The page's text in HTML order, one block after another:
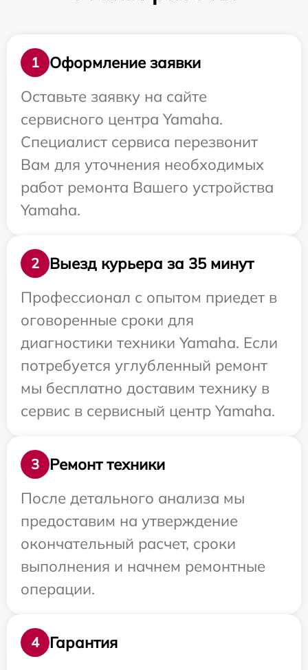
1
Оформление заявки
Оставьте заявку на сайте
сервисного центра Yamaha.
Специалист сервиса перезвонит
Вам для уточнения необходимых
работ ремонта Вашего устройства
Yamaha.
2
Выезд курьера за 35 минут
Профессионал с опытом приедет в
оговоренные сроки для
диагностики техники Yamaha. Если
потребуется углубленный ремонт
мы бесплатно доставим технику в
сервис в сервисный центр Yamaha.
3
Ремонт техники
После детального анализа мы
предоставим на утверждение
окончательный расчет, сроки
выполнения и начнем ремонтные
операции.
4
Гарантия